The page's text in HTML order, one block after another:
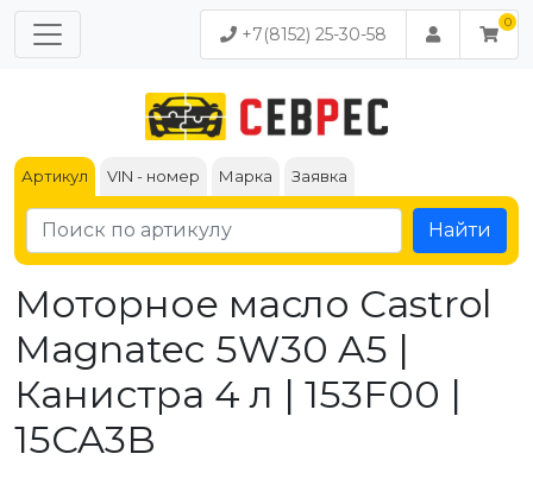
+7(8152) 25-30-58
Артикул VIN - номер Марка Заявка
Найти
Моторное масло Castrol
Magnatec 5W30 A5 |
Канистра 4 л | 153F00 |
15CA3B